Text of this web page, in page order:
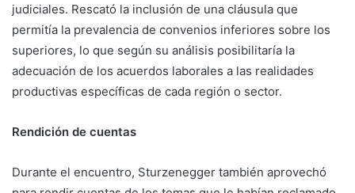
judiciales. Rescató la inclusión de una cláusula que
permitía la prevalencia de convenios inferiores sobre los
superiores, lo que según su análisis posibilitaría la
adecuación de los acuerdos laborales a las realidades
productivas específicas de cada región o sector.
Rendición de cuentas
Durante el encuentro, Sturzenegger también aprovechó